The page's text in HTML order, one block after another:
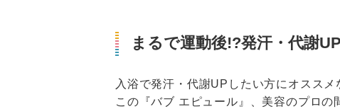
まるで運動後!?発汗・代謝
入浴で発汗・代謝UPしたい方にオススメ
この『バブ エピュール』、美容のプロの